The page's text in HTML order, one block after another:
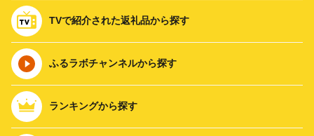
TVで紹介された返礼品から探す
ふるラボチャンネルから探す
ランキングから探す